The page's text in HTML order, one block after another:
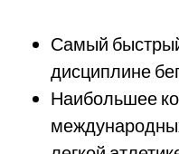
Самый
дисциплине
Наибольшее